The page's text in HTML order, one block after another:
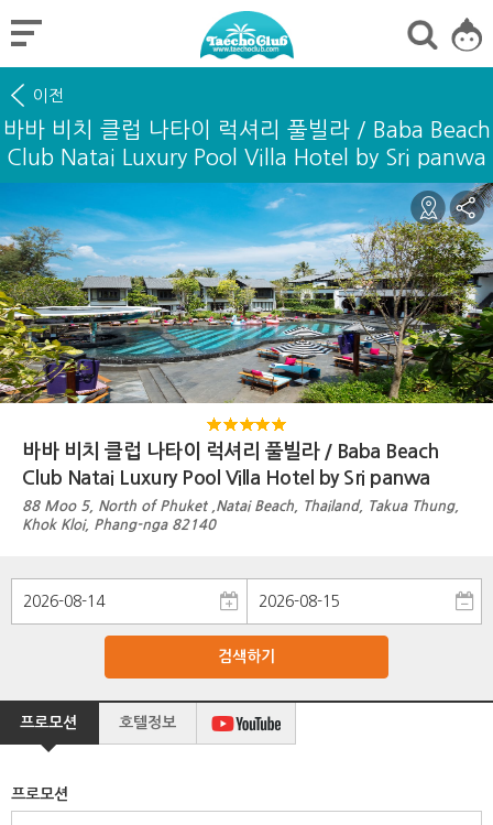
이전
바바 비치 클럽 나타이 럭셔리 풀빌라 / Baba Beach
Club Natai Luxury Pool Villa Hotel by Sri panwa
바바 비치 클럽 나타이 럭셔리 풀빌라 / Baba Beach
Club Natai Luxury Pool Villa Hotel by Sri panwa
88 Moo 5, North of Phuket ,Natai Beach, Thailand, Takua Thung,
Khok Kloi, Phang-nga 82140
검색하기
프로모션 호텔정보
프로모션